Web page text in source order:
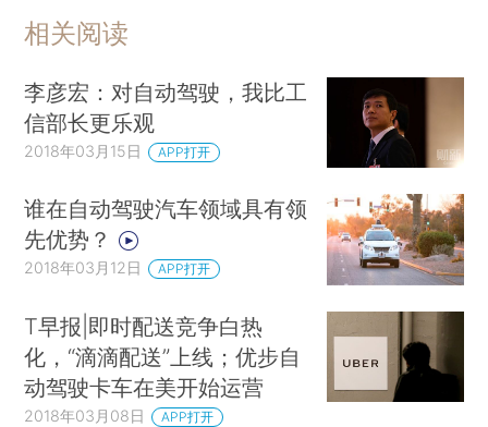
相关阅读
李彦宏：对自动驾驶，我比工
信部长更乐观
2018年03月15日 APP打开
谁在自动驾驶汽车领域具有领
先优势？
2018年03月12日 APP打开
T早报|即时配送竞争白热
化，“滴滴配送”上线；优步自
动驾驶卡车在美开始运营
2018年03月08日 APP打开